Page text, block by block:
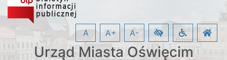
Urząd Miasta Oświęcim
A A+ A-